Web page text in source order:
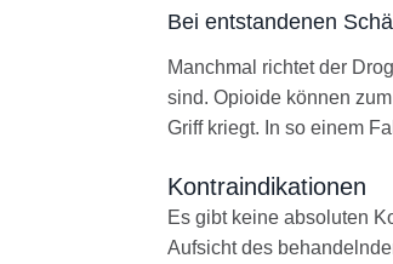
Bei entstandenen
Manchmal richtet der
sind. Opioide können
Griff kriegt. In so einem
Kontraindikationen
Es gibt keine absoluten
Aufsicht des